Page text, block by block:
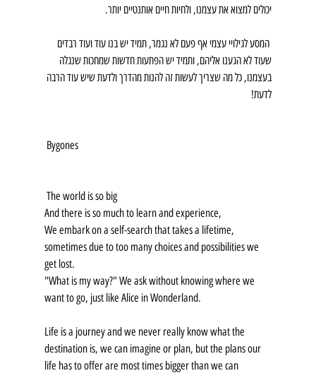
יכולים למצוא את עצמנו, ולחיות חיים אותנטיים יותר.
המסע לגילויי עצמי אף פעם לא נגמר, תמיד יש בנו עוד ועוד רבדים
שעוד לא הגענו אליהם, ותמיד יש הפתעות חדשות שמחכות שנגלה
בעצמנו, כל מה שצריך לעשות זה להנות מהדרך ולדעת שיש עוד הרבה
לדעת!
Bygones
The world is so big
And there is so much to learn and experience,
We embark on a self-search that takes a lifetime,
sometimes due to too many choices and possibilities we
get lost.
"What is my way?" We ask without knowing where we
want to go, just like Alice in Wonderland.
Life is a journey and we never really know what the
destination is, we can imagine or plan, but the plans our
life has to offer are most times bigger than we can